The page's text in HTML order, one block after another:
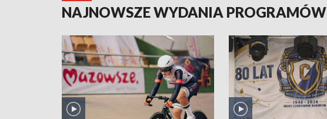
NAJNOWSZE WYDANIA PROGRAMÓW